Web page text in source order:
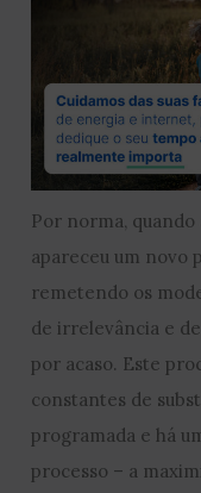
Por norma,
apareceu um novo
remetendo os
de irrelevância e
por acaso. Este
constantes de
programada e há
processo – a